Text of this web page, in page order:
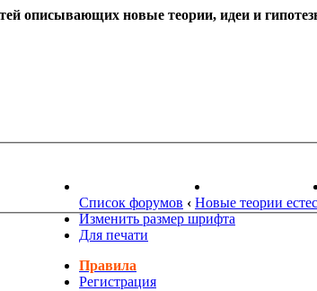
описывающих новые теории, идеи и
НОВОСТИ НАУКИ ПОИСК
Список форумов ‹ Новые теории
Изменить размер шрифта
Для печати
Правила
Регистрация